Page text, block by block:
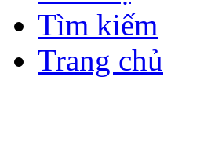
Tìm kiếm
Trang chủ